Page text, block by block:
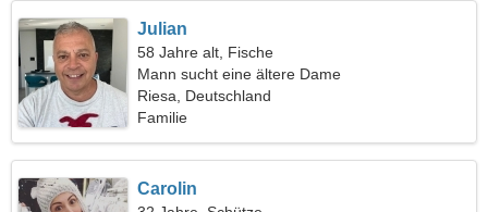
Julian
58 Jahre alt, Fische
Mann sucht eine ältere Dame
Riesa, Deutschland
Familie
Carolin